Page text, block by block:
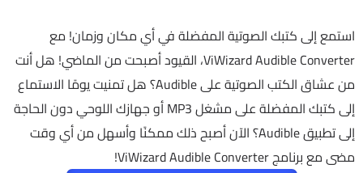
استمع إلى كتبك الصوتية المفضلة في أي مكان وزمان! مع
ViWizard Audible Converter، القيود أصبحت من الماضي! هل أنت
من عشاق الكتب الصوتية على Audible؟ هل تمنيت يومًا الاستماع
إلى كتبك المفضلة على مشغل MP3 أو جهازك اللوحي دون الحاجة
إلى تطبيق Audible؟ الآن أصبح ذلك ممكنًا وأسهل من أي وقت
مضى مع برنامج ViWizard Audible Converter!